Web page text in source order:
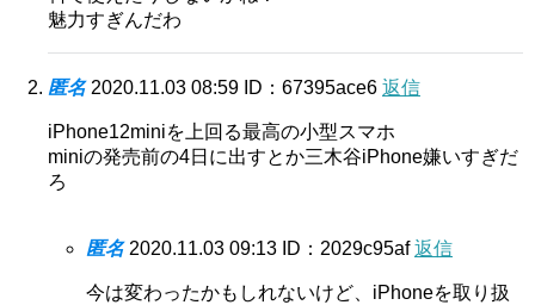
魅力すぎんだわ
匿名 2020.11.03 08:59 ID：67395ace6 返信
iPhone12miniを上回る最高の小型スマホ
miniの発売前の4日に出すとか三木谷iPhone嫌いすぎだ
ろ
匿名 2020.11.03 09:13 ID：2029c95af返信
今は変わったかもしれないけど、iPhoneを取り扱